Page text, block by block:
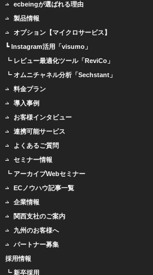
ecbeingが選ばれる理由
製品情報
オプション【マイクロサービス】
┗ Instagram活用「visumo」
┗ レビュー最適化ツール「ReviCo」
┗ オムニチャネル分析「Sechstant」
料金プラン
導入事例
お客様インタビュー
連携可能サービス
よくあるご質問
セミナー情報
┗ アーカイブWebセミナー
ECノウハウ記事一覧
企業情報
関西支社のご案内
九州のお客様へ
パートナー募集
採用情報
┗ 新卒採用